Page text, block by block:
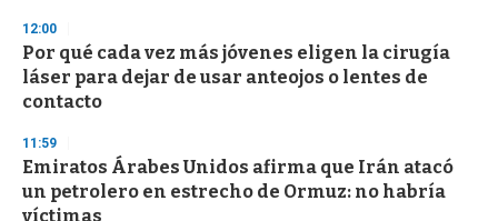
d
s
12:00
Por qué cada vez más jóvenes eligen la cirugía
láser para dejar de usar anteojos o lentes de
contacto
11:59
Emiratos Árabes Unidos afirma que Irán atacó
un petrolero en estrecho de Ormuz: no habría
víctimas